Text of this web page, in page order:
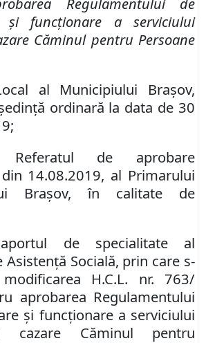
şi funcţionare a serviciului
Căminul pentru Persoane
al Municipiului Brașov,
ordinară la data de 30
Referatul de aprobare
din 14.08.2019, al Primarului
Brașov, în calitate de
de specialitate al
Asistență Socială, prin care s-
modificarea H.C.L. nr. 763/
aprobarea Regulamentului
şi funcţionare a serviciului
cazare Căminul pentru